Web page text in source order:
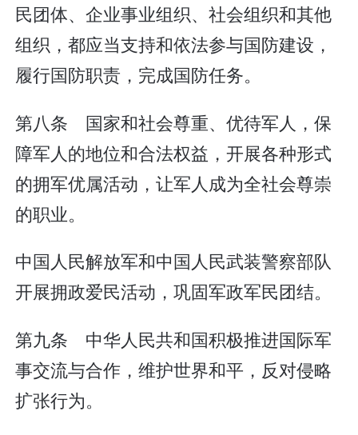
民团体、企业事业组织、社会组织和其他
组织，都应当支持和依法参与国防建设，
履行国防职责，完成国防任务。
第八条 国家和社会尊重、优待军人，保
障军人的地位和合法权益，开展各种形式
的拥军优属活动，让军人成为全社会尊崇
的职业。
中国人民解放军和中国人民武装警察部队
开展拥政爱民活动，巩固军政军民团结。
第九条 中华人民共和国积极推进国际军
事交流与合作，维护世界和平，反对侵略
扩张行为。